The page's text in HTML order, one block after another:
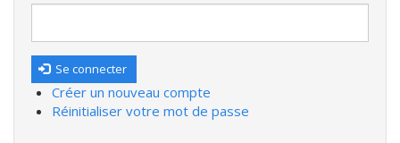
Se connecter
Créer un nouveau compte
Réinitialiser votre mot de passe